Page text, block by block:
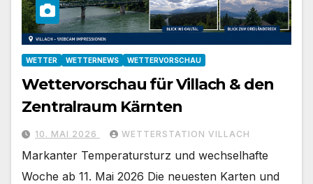
WETTER WETTERNEWS WETTERVORSCHAU
Wettervorschau für Villach & den
Zentralraum Kärnten
10. MAI 2026 WETTERSTATION VILLACH
Markanter Temperatursturz und wechselhafte
Woche ab 11. Mai 2026 Die neuesten Karten und